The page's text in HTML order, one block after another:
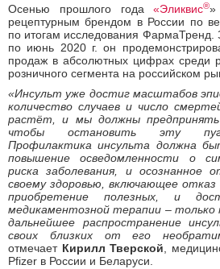
Осенью прошлого года«Эликвис®»
рецептурным брендом в России по
по итогам исследования ФармаТренд.
по июнь 2020 г. он
продаж в абсолютных цифрах среди
розничного сегмента на российском
«Инсульт уже достиг масштабов
количество случаев и число
растёт, и мы должны
чтобы остановить эту
Профилактика инсульта должна
повышение осведомленности о
риска заболевания, и осознанное
своему здоровью, включающее
приобретение полезных, и
медикаментозной терапии – только
дальнейшее распространение
своих близких от его
отмечает Кирилл Тверской,
Pfizer в России и Беларуси.